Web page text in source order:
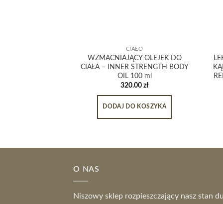
CIAŁO
WZMACNIAJĄCY OLEJEK DO
CIAŁA – INNER STRENGTH BODY
OIL 100 ml
320.00 zł
DODAJ DO KOSZYKA
O NAS
Niszowy sklep rozpieszczający nasz stan